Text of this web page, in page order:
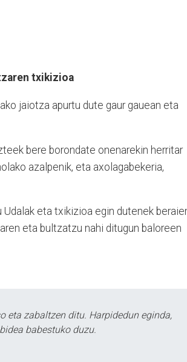
txikizioa
jaiotza apurtu dute gaur gauean eta
bere borondate onenarekin herritar
azalpenik, eta axolagabekeria,
eta txikizioa egin dutenek
eta bultzatzu nahi ditugun baloreen
eta zabaltzen ditu. Harpidedun eginda,
babestuko duzu.